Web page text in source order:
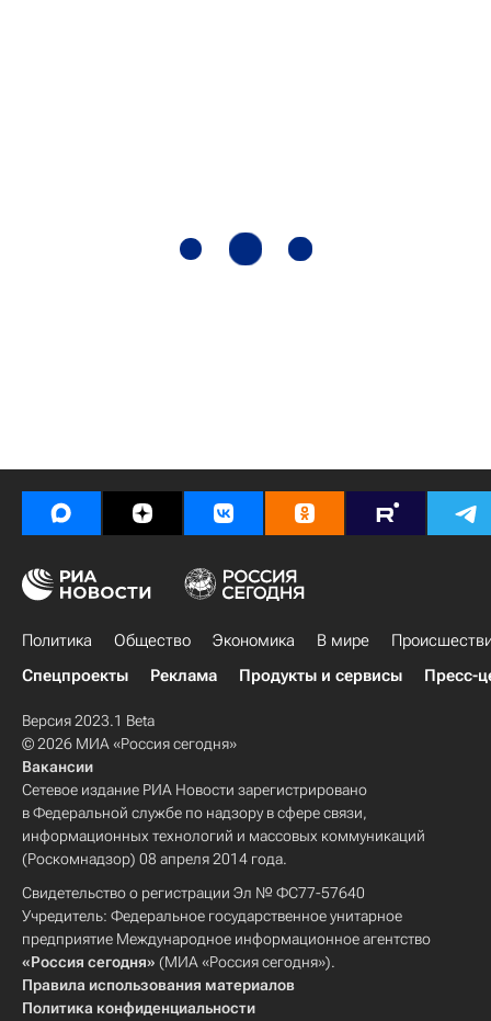
Политика Общество Экономика В мире
Спецпроекты
Реклама Продукты и сервисы Пресс-
Версия 2023.1 Beta
© 2026 МИА «Россия сегодня»
Вакансии
Сетевое издание РИА Новости зарегистрировано
в Федеральной службе по надзору в сфере связи,
информационных технологий и массовых коммуникаций
(Роскомнадзор) 08 апреля 2014 года.
Свидетельство о регистрации Эл № ФС77-57640
Учредитель: Федеральное государственное унитарное
предприятие Международное информационное агентство
«Россия сегодня» (МИА «Россия сегодня»).
Правила использования материалов
Политика конфиденциальности